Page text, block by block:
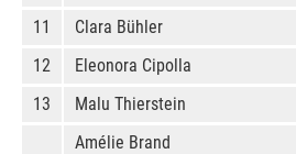
11
Clara Bühler
12
Eleonora Cipolla
13
Malu Thierstein
Amélie Brand